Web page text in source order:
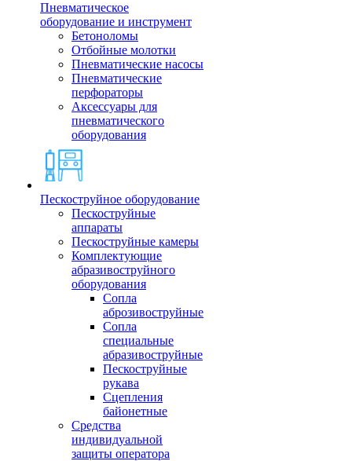
Пневматическое
оборудование и инструмент
Бетоноломы
Отбойные молотки
Пневматические насосы
Пневматические
перфораторы
Аксессуары для
пневматического
оборудования
Пескоструйное оборудование
Пескоструйные
аппараты
Пескоструйные камеры
Комплектующие
абразивоструйного
оборудования
Сопла
аброзивоструйные
Сопла
специальные
абразивоструйные
Пескоструйные
рукава
Сцепления
байонетные
Средства
индивидуальной
защиты оператора